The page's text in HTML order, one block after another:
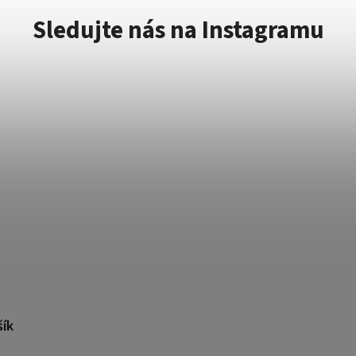
Sledujte nás na Instagramu